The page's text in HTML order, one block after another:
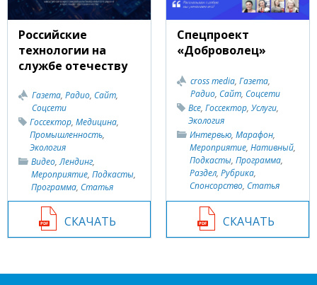
Российские
технологии на
службе отечеству
Газета, Радио, Сайт,
Соцсети
Госсектор, Медицина,
Промышленность,
Экология
Видео,Лендинг,
Мероприятие, Подкасты,
Программа, Статья
СКАЧАТЬ
Спецпроект
«Доброволец»
cross media, Газета,
Радио, Сайт, Соцсети
Все, Госсектор, Услуги,
Экология
Интервью, Марафон,
Мероприятие, Нативный,
Подкасты, Программа,
Раздел, Рубрика,
Спонсорство, Статья
СКАЧАТЬ